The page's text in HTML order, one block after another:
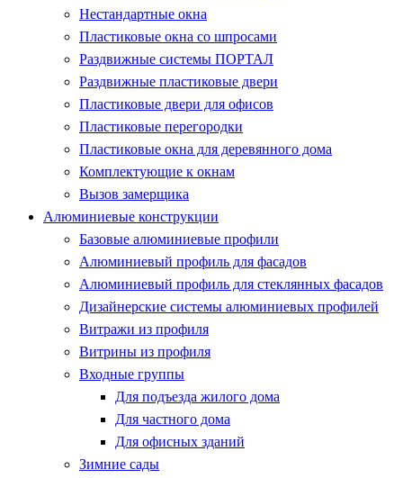
Нестандартные окна
Пластиковые окна со шпросами
Раздвижные системы ПОРТАЛ
Раздвижные пластиковые двери
Пластиковые двери для офисов
Пластиковые перегородки
Пластиковые окна для деревянного дома
Комплектующие к окнам
Вызов замерщика
Алюминиевые конструкции
Базовые алюминиевые профили
Алюминиевый профиль для фасадов
Алюминиевый профиль для стеклянных фасадов
Дизайнерские системы алюминиевых профилей
Витражи из профиля
Витрины из профиля
Входные группы
Для подъезда жилого дома
Для частного дома
Для офисных зданий
Зимние сады